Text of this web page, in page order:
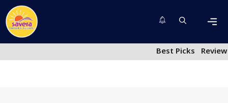
Skip
to
content
Best Picks